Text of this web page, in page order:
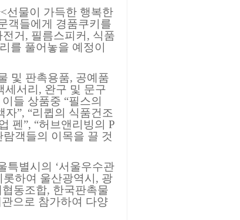
선물이 가득한 행복한
객들에게 경품쿠키를
거, 필름스피커, 식품
를 풀어놓을 예정이
및 판촉용품, 공예품
세서리, 완구 및 문구
들 상품중 “필스의
”, “리큅의 식품건조
펜”, “허브앤리빙의 P
객들의 이목을 끌 것
특별시의 ‘서울우수관
롯하여 울산광역시, 광
동조합, 한국판촉물
으로 참가하여 다양